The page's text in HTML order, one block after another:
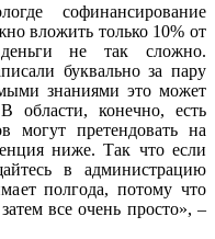
софинансирование
вложить только 10% от
не так сложно.
буквально за пару
знаниями это может
области, конечно, есть
претендовать на
ниже. Так что если
в администрацию
полгода, потому что
все очень просто», –